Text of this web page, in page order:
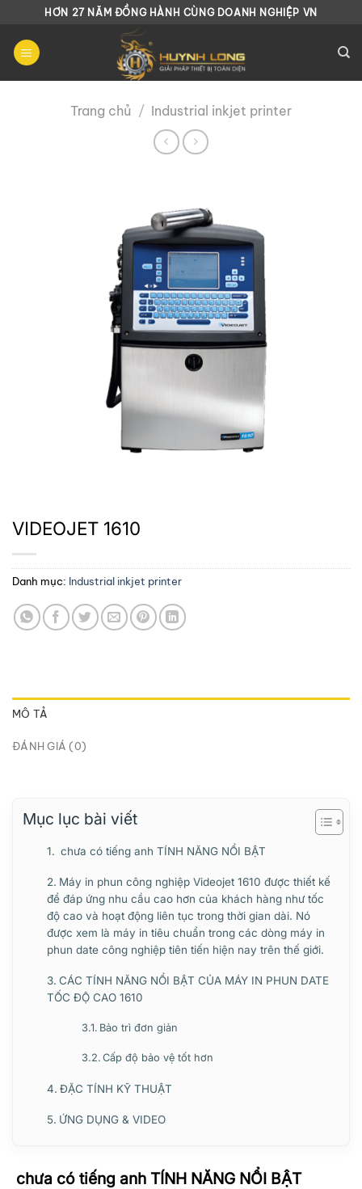
Chuyển
nội
dung
HƠN 27 NĂM ĐỒNG HÀNH CÙNG DOANH NGHIỆP VN
Trang chủ / Industrial inkjet printer
VIDEOJET 1610
Danh mục: Industrial inkjet printer
MÔ TẢ
ĐÁNH GIÁ (0)
Mục lục bài viết
chưa có tiếng anh TÍNH NĂNG NỔI BẬT
Máy in phun công nghiệp Videojet 1610 được thiết kế
để đáp ứng nhu cầu cao hơn của khách hàng như tốc
độ cao và hoạt động liên tục trong thời gian dài. Nó
được xem là máy in tiêu chuẩn trong các dòng máy in
phun date công nghiệp tiên tiến hiện nay trên thế giới.
CÁC TÍNH NĂNG NỔI BẬT CỦA MÁY IN PHUN DATE
TỐC ĐỘ CAO 1610
Bảo trì đơn giản
Cấp độ bảo vệ tốt hơn
ĐẶC TÍNH KỸ THUẬT
ỨNG DỤNG & VIDEO
chưa có tiếng anh TÍNH NĂNG NỔI BẬT